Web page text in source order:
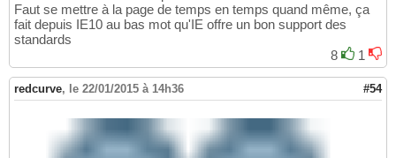
Faut se mettre à la page de temps en temps quand même, ça
fait depuis IE10 au bas mot qu'IE offre un bon support des
standards
8
1
redcurve, le 22/01/2015 à 14h36 #54